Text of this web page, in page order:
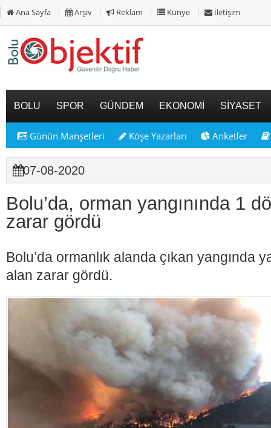
Ana Sayfa Arşiv Reklam Künye İletişim
BOLU SPOR GÜNDEM EKONOMİ SİYASET
Günün Manşetleri Köşe Yazarları Anketler
07-08-2020
Bolu’da, orman yangınında 1
zarar gördü
Bolu’da ormanlık alanda çıkan yangında
alan zarar gördü.